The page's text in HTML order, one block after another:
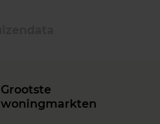
Grootste
woningmarkten